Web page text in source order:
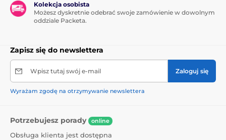
Kolekcja osobista
Możesz dyskretnie odebrać swoje zamówienie w dowolnym
oddziale Packeta.
Zapisz się do newslettera
Wpisz tutaj swój e-mail Zaloguj się
Wyrażam zgodę na otrzymywanie newslettera
Potrzebujesz porady online
Obsługa klienta jest dostępna